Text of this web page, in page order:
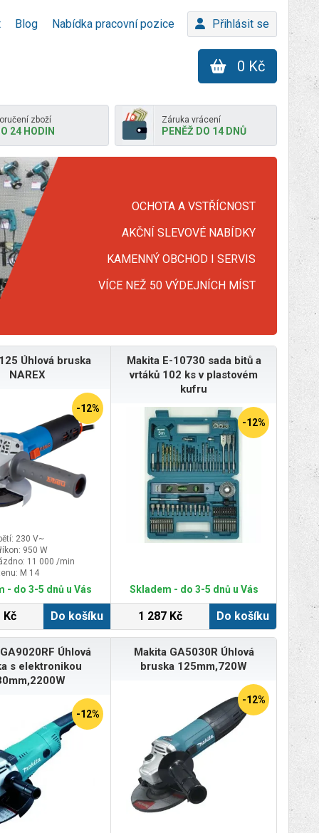
Blog Nabídka pracovní pozice Přihlásit se
0 Kč
zboží
24 HODIN
Záruka vrácení
PENĚŽ DO 14 DNŮ
OCHOTA A VSTŘÍCNOST
AKČNÍ SLEVOVÉ NABÍDKY
KAMENNÝ OBCHOD I SERVIS
VÍCE NEŽ 50 VÝDEJNÍCH MÍST
Úhlová bruska
NAREX
-12%
230 V~
950 W
11 000 /min
M 14
- do 3-5 dnů u Vás
Kč Do košíku
Makita E-10730 sada bitů a
vrtáků 102 ks v plastovém
kufru
-12%
Skladem - do 3-5 dnů u Vás
1 287 Kč Do košíku
Úhlová
s elektronikou
-12%
Makita GA5030R Úhlová
bruska 125mm,720W
-12%